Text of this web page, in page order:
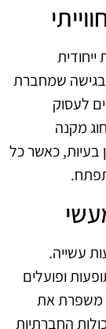
בגישה שמחברת
לעסוק
מקנה
בעיות, כאשר כל
עשייה.
ופועלים
משפרת את
החברתיות